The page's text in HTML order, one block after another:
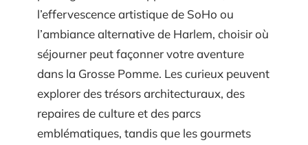
l’effervescence artistique de SoHo ou
l’ambiance alternative de Harlem, choisir où
séjourner peut façonner votre aventure
dans la Grosse Pomme. Les curieux peuvent
explorer des trésors architecturaux, des
repaires de culture et des parcs
emblématiques, tandis que les gourmets